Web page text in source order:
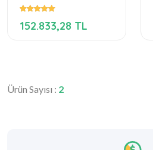
152.833,28 TL
Ürün Sayısı : 2